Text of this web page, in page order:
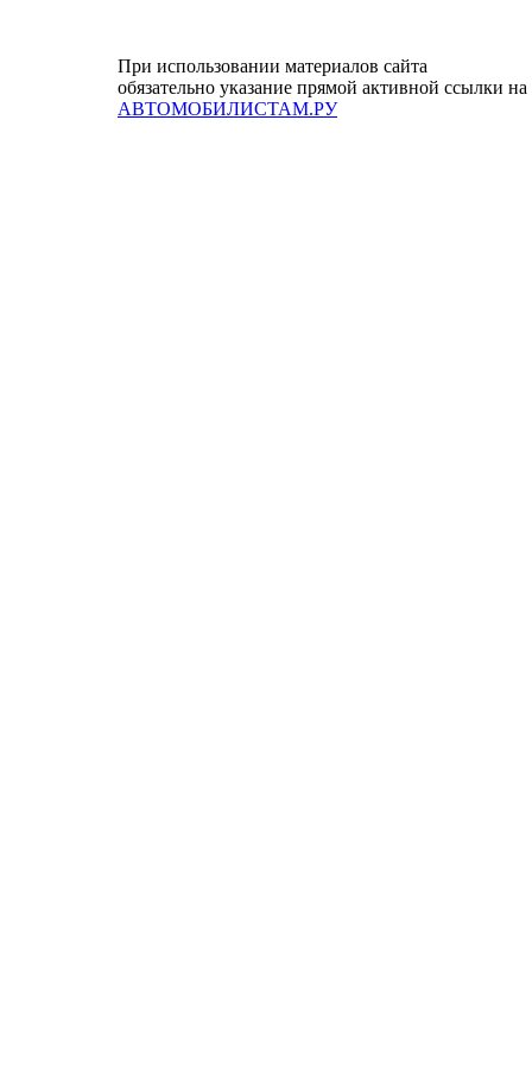
При использовании материалов сайта
обязательно указание прямой активной ссылки на
АВТОМОБИЛИСТАМ.РУ